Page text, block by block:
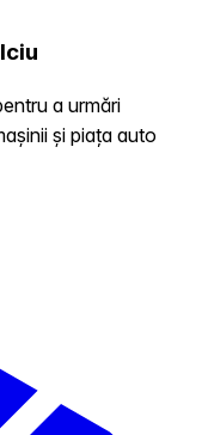
a urmări
și piața auto